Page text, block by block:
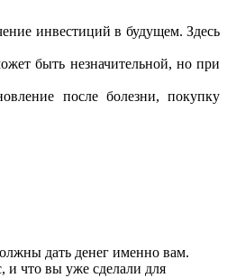
инвестиций в будущем. Здесь
быть незначительной, но при
после болезни, покупку
дать денег именно вам.
и что вы уже сделали для